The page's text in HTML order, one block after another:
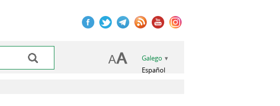
Galego
Español